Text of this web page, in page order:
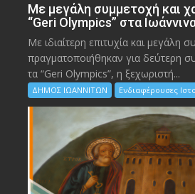
Με μεγάλη συμμετοχή και
“Geri Olympics” στα
Με ιδιαίτερη επιτυχία και μεγάλη
πραγματοποιήθηκαν για δεύτερη
τα “Geri Olympics”, η ξεχωριστή...
ΔΗΜΟΣ ΙΩΑΝΝΙΤΩΝ Ενδιαφέρουσες